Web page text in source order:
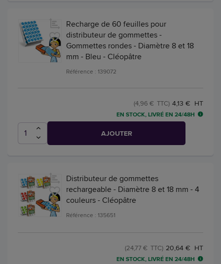
Recharge de 60 feuilles pour
distributeur de gommettes -
Gommettes rondes - Diamètre 8 et 18
mm - Bleu - Cléopâtre
Référence : 139072
4,13 € HT
(4,96 € TTC)
EN STOCK, LIVRÉ EN 24/48H
AJOUTER
Distributeur de gommettes
rechargeable - Diamètre 8 et 18 mm - 4
couleurs - Cléopâtre
Référence : 135651
20,64 € HT
(24,77 € TTC)
EN STOCK, LIVRÉ EN 24/48H